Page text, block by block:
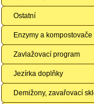
Ostatní
Enzymy a kompostovače
Zavlažovací program
Jezírka doplňky
Demižony, zavařovací